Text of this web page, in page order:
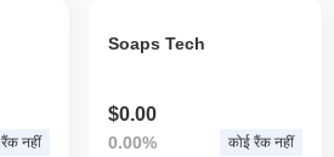
नहीं
Soaps Tech
$0.00
0.00% कोई रैंक नहीं